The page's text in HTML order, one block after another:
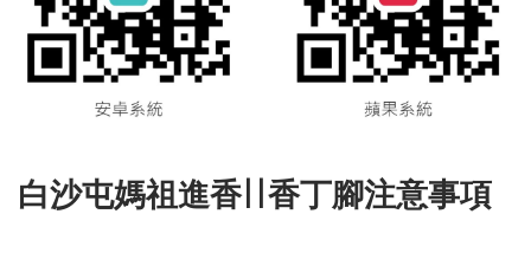
白沙屯媽祖進香|| 香丁腳注意事項